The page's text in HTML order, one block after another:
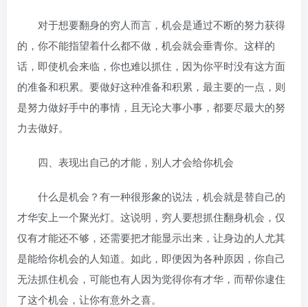
对于想要翻身的穷人而言，机会是通过不断的努力获得
的，你不能指望着什么都不做，机会就会垂青你。这样的
话，即使机会来临，你也难以抓住，因为你平时没有这方面
的准备和积累。要做好这种准备和积累，最主要的一点，则
是努力做好手中的事情，且无论大事小事，都要尽最大的努
力去做好。
四、表现出自己的才能，别人才会给你机会
什么是机会？有一种很形象的说法，机会就是替自己的
才华安上一个聚光灯。这说明，穷人要想抓住翻身机会，仅
仅有才能还不够，还需要把才能显示出来，让身边的人尤其
是能给你机会的人知道。如此，即便因为各种原因，你自己
无法抓住机会，可能也有人因为觉得你有才华，而帮你逮住
了这个机会，让你有意外之喜。